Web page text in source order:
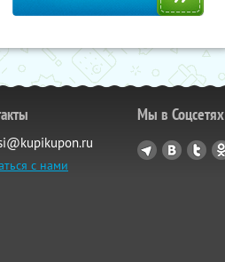
с нами
Мы в Соцсетях